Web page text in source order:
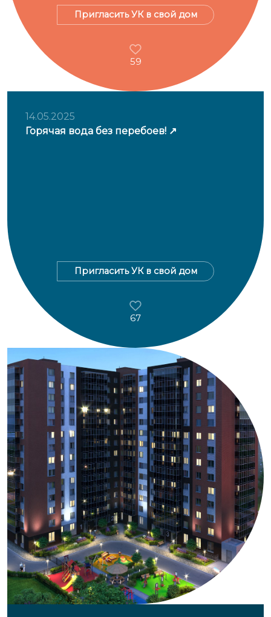
Пригласить УК в свой дом
59
14.05.2025
Горячая вода без перебоев!
Пригласить УК в свой дом
67